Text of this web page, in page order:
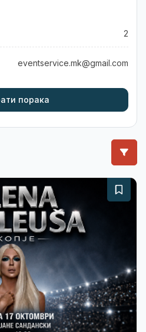
2
eventservice.mk@gmail.com
порака